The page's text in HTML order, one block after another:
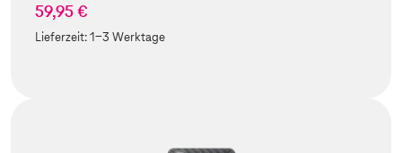
59,95 €
Lieferzeit:1-3 Werktage